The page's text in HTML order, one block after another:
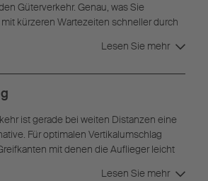
Güterverkehr. Genau, was Sie
kürzeren Wartezeiten schneller durch
Lesen Sie mehr
ist gerade bei weiten Distanzen eine
Für optimalen Vertikalumschlag
mit denen die Auflieger leicht
Lesen Sie mehr